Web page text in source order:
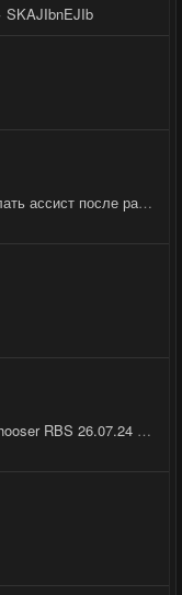
SKAJIbnEJIb
Как убрать сообщение в чат и сделать ассист после раунда
Нюанс с переводом плагина MapChooser RBS 26.07.24 BETA недавно